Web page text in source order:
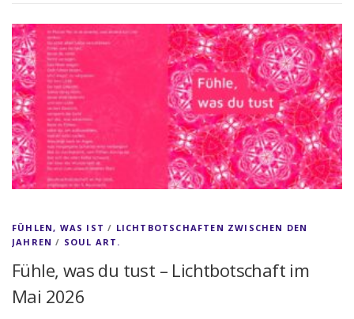
FÜHLEN, WAS IST / LICHTBOTSCHAFTEN ZWISCHEN DEN
JAHREN / SOUL ART.
Fühle, was du tust – Lichtbotschaft im
Mai 2026